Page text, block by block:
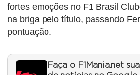
fortes emoções no F1 Brasil
na briga pelo título, passando
pontuação.
Faça o F1Mania.net